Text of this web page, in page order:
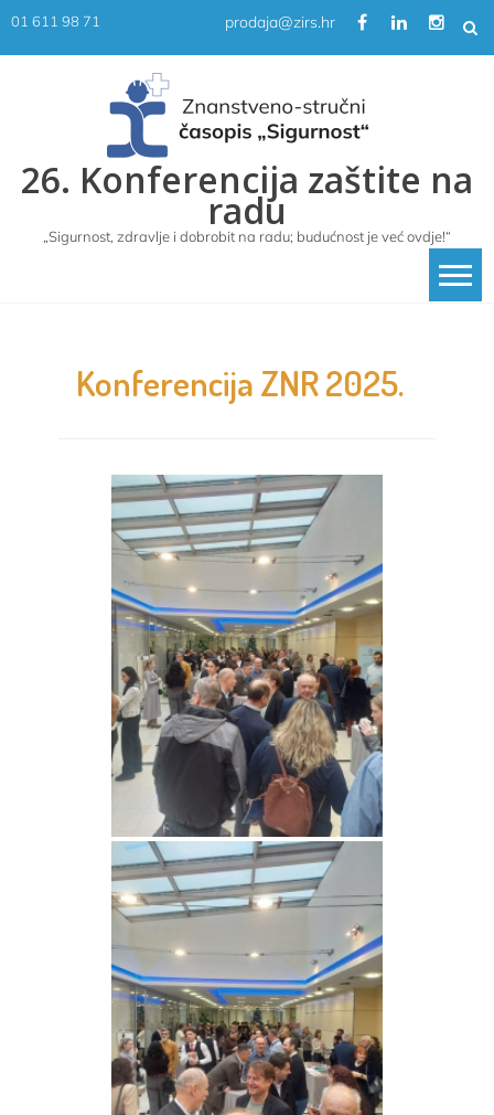
Skip01 611 98 71 prodaja@zirs.hr
26. Konferencija zaštite na
radu
„Sigurnost, zdravlje i dobrobit na radu; budućnost je već ovdje!“
Konferencija ZNR 2025.